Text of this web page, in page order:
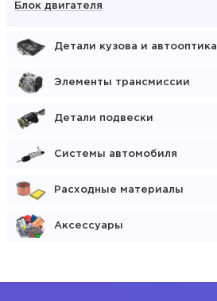
Блок двигателя
Детали кузова и автооптика
Элементы трансмиссии
Детали подвески
Системы автомобиля
Расходные материалы
Аксессуары